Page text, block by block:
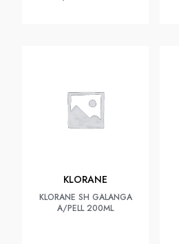
KLORANE
KLORANE SH GALANGA
A/PELL 200ML